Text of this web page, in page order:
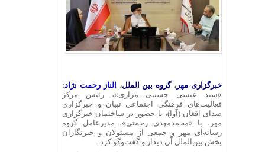
خبرگزاری مهر ، گروه بین الملل، الناز رحمت نژاد:
«سید عیسی حسینی مزاری»، رئیس مرکز
فعالیت‌های فرهنگی اجتماعی تبیان و خبرگزاری
صدای افغان (آوا)، با حضور در ساختمان خبرگزاری
مهر، با «محمدمهدی رحمتی»، مدیرعامل گروه
رسانه‌ای مهر و جمعی از مسئولان و خبرنگاران
بخش بین‌الملل آن دیدار و گفت‌وگو کرد.